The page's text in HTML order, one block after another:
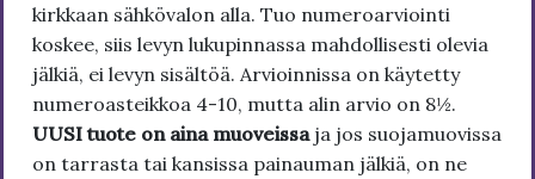
kirkkaan sähkövalon alla. Tuo numeroarviointi
koskee, siis levyn lukupinnassa mahdollisesti olevia
jälkiä, ei levyn sisältöä. Arvioinnissa on käytetty
numeroasteikkoa 4-10, mutta alin arvio on 8½.
UUSI tuote on aina muoveissa ja jos suojamuovissa
on tarrasta tai kansissa painauman jälkiä, on ne